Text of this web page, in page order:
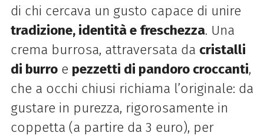
di chi cercava un gusto capace di unire
tradizione, identità e freschezza. Una
crema burrosa, attraversata da cristalli
di burroe pezzetti di pandoro croccanti,
che a occhi chiusi richiama l’originale: da
gustare in purezza, rigorosamente in
coppetta (a partire da 3 euro), per